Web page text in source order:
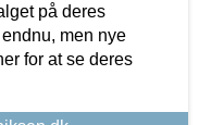
på deres
men nye
for at se deres